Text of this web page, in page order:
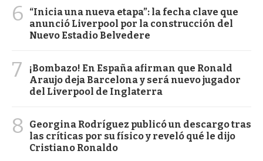
6
“Inicia una nueva etapa”: la fecha clave que
anunció Liverpool por la construcción del
Nuevo Estadio Belvedere
7
¡Bombazo! En España afirman que Ronald
Araujo deja Barcelona y será nuevo jugador
del Liverpool de Inglaterra
8
Georgina Rodríguez publicó un descargo tras
las críticas por su físico y reveló qué le dijo
Cristiano Ronaldo